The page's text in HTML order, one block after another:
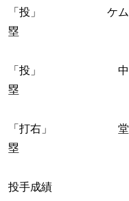
「投」 ケムナ
塁
「投」 中﨑
塁
「打右」 堂林
塁
投手成績